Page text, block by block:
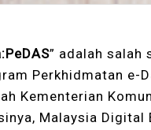
” adalah salah
Perkhidmatan e-
Kementerian
Malaysia